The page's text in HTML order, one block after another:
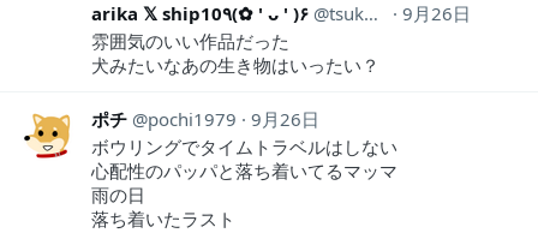
arika 𝕏 ship10٩(✿ ' ᴗ ' )۶ tsuka0204
9月26日
雰囲気のいい作品だった
犬みたいなあの生き物はいったい？
ポチ pochi1979
9月26日
ボウリングでタイムトラベルはしない
心配性のパッパと落ち着いてるマッマ
雨の日
落ち着いたラスト